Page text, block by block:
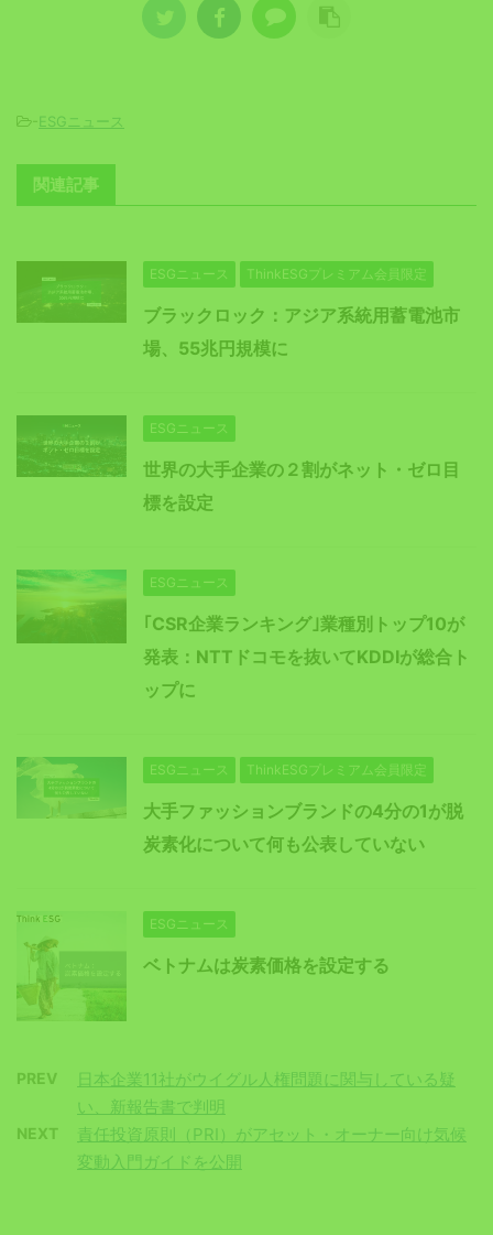
-ESGニュース
関連記事
ESGニュース ThinkESGプレミアム会員限定
ブラックロック：アジア系統用蓄電池市
場、55兆円規模に
ESGニュース
世界の大手企業の２割がネット・ゼロ目
標を設定
ESGニュース
｢CSR企業ランキング｣業種別トップ10が
発表：NTTドコモを抜いてKDDIが総合ト
ップに
ESGニュース ThinkESGプレミアム会員限定
大手ファッションブランドの4分の1が脱
炭素化について何も公表していない
ESGニュース
ベトナムは炭素価格を設定する
PREV
日本企業11社がウイグル人権問題に関与している疑
い、新報告書で判明
NEXT
責任投資原則（PRI）がアセット・オーナー向け気候
変動入門ガイドを公開